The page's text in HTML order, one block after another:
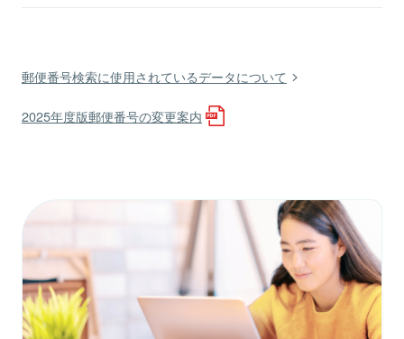
郵便番号検索に使用されているデータについて
2025年度版郵便番号の変更案内